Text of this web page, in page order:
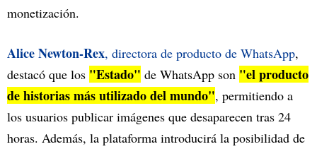
monetización.
Alice Newton-Rex, directora de producto de WhatsApp,
destacó que los "Estado" de WhatsApp son "el producto
de historias más utilizado del mundo", permitiendo a
los usuarios publicar imágenes que desaparecen tras 24
horas. Además, la plataforma introducirá la posibilidad de